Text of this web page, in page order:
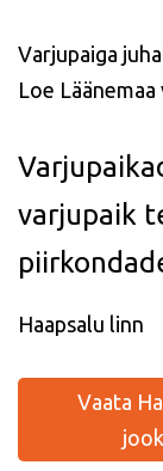
Varjupaiga
Loe
varjupaik
Haapsalu linn
Vaata